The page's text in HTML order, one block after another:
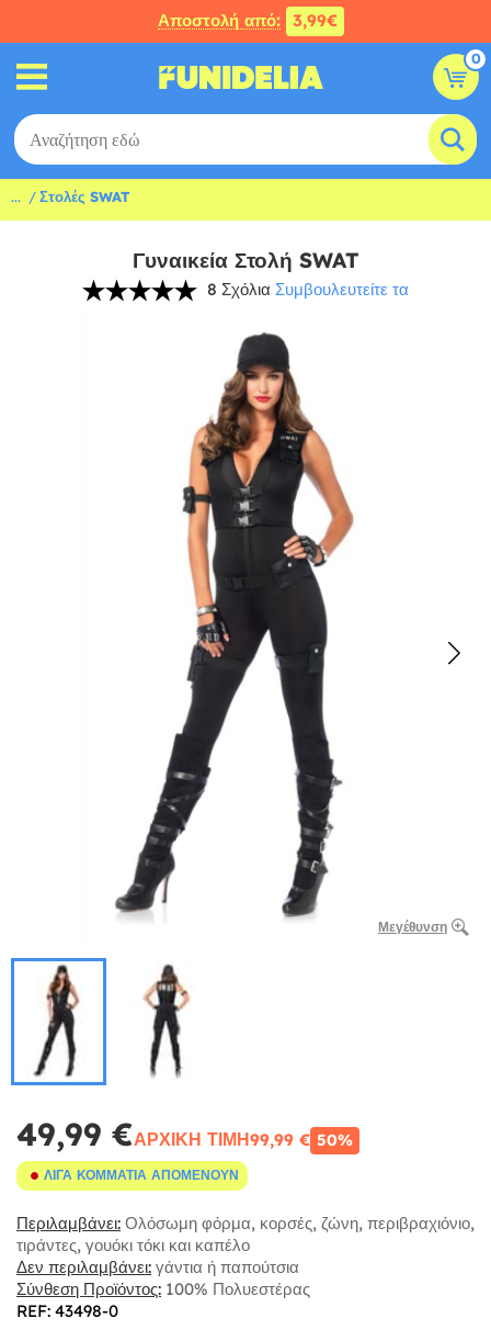
Αποστολή από: 3,99€
0
... Στολές SWAT
Γυναικεία Στολή SWAT
8 Σχόλια Συμβουλευτείτε τα
Μεγέθυνση
49,99 €ΑΡΧΙΚΉ ΤΙΜΉ99,99 € 50%
ΛΊΓΑ ΚΟΜΜΆΤΙΑ ΑΠΟΜΈΝΟΥΝ
Περιλαμβάνει: Ολόσωμη φόρμα, κορσές, ζώνη, περιβραχιόνιο,
τιράντες, γουόκι τόκι και καπέλο
Δεν περιλαμβάνει: γάντια ή παπούτσια
Σύνθεση Προϊόντος: 100% Πολυεστέρας
REF: 43498-0